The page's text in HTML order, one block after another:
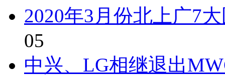
2020年3月份北上广7
05
中兴、LG相继退出